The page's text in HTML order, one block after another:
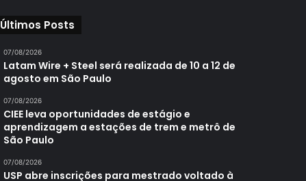
Últimos Posts
07/08/2026
Latam Wire + Steel será realizada de 10 a 12 de
agosto em São Paulo
07/08/2026
CIEE leva oportunidades de estágio e
aprendizagem a estações de trem e metrô de
São Paulo
07/08/2026
USP abre inscrições para mestrado voltado à